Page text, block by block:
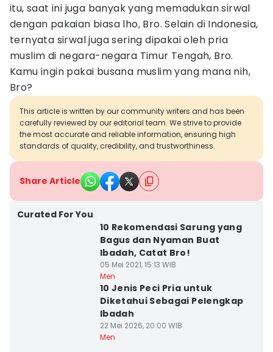
itu, saat ini juga banyak yang memadukan sirwal
dengan pakaian biasa lho, Bro. Selain di Indonesia,
ternyata sirwal juga sering dipakai oleh pria
muslim di negara-negara Timur Tengah, Bro.
Kamu ingin pakai busana muslim yang mana nih,
Bro?
This article is written by our community writers and has been
carefully reviewed by our editorial team. We strive to provide
the most accurate and reliable information, ensuring high
standards of quality, credibility, and trustworthiness.
Share Article
Curated For You
10 Rekomendasi Sarung yang
Bagus dan Nyaman Buat
Ibadah, Catat Bro!
05 Mei 2021, 15:13 WIB
Men
10 Jenis Peci Pria untuk
Diketahui Sebagai Pelengkap
Ibadah
22 Mei 2026, 20:00 WIB
Men